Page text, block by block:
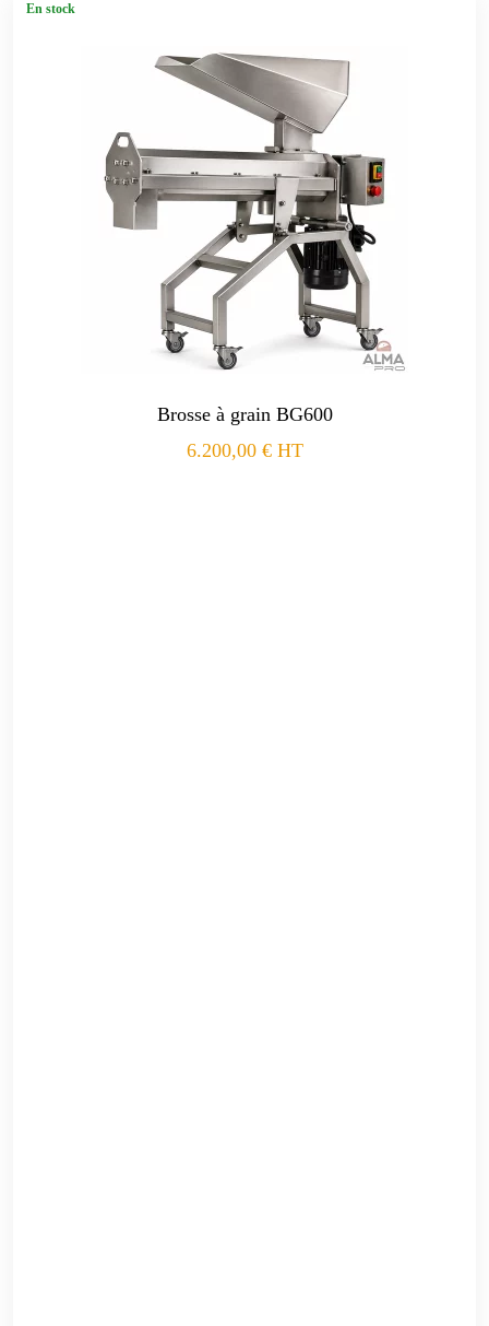
En stock
Brosse à grain BG600
6.200,00 € HT